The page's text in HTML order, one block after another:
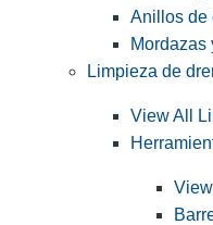
Anillos de
Mordazas
Limpieza de
View All